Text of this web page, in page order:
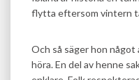
flytta eftersom vintern
Och så säger hon
höra. En del av henne